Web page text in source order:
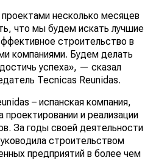
несколько месяцев
что мы будем искать лучшие
строительство в
компаниями. Будем делать
успеха», — сказал
Tecnicas Reunidas.
– испанская компания,
и реализации
За годы своей деятельности
строительством
предприятий в более чем